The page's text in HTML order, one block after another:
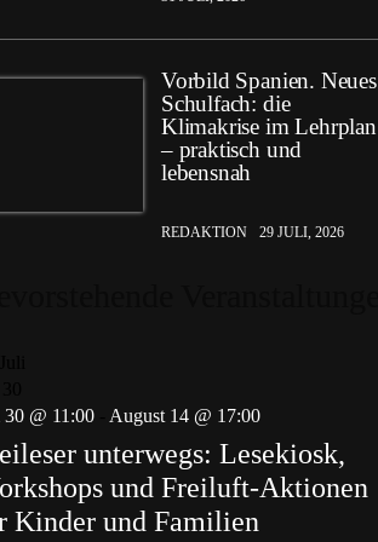
Vorbild Spanien. Neues
Schulfach: die
Klimakrise im Lehrplan
– praktisch und
lebensnah
REDAKTION 29 JULI, 2026
30 @ 11:00
August 14 @ 17:00
unterwegs: Lesekiosk,
und Freiluft-Aktionen
Kinder und Familien